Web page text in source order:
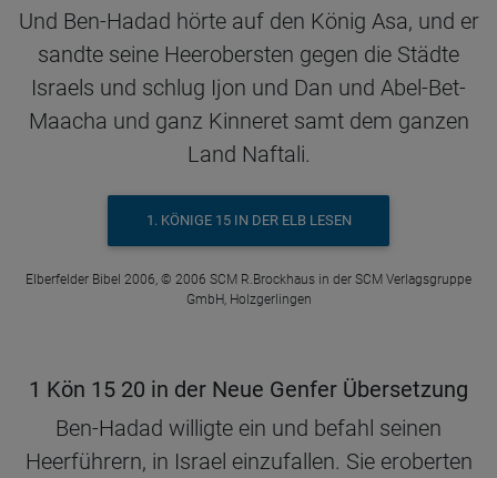
Und Ben-Hadad hörte auf den König Asa, und er
sandte seine Heerobersten gegen die Städte
Israels und schlug Ijon und Dan und Abel-Bet-
Maacha und ganz Kinneret samt dem ganzen
Land Naftali.
1. KÖNIGE 15 IN DER ELB LESEN
Elberfelder Bibel 2006, © 2006 SCM R.Brockhaus in der SCM Verlagsgruppe
GmbH, Holzgerlingen
1 Kön 15 20 in der Neue Genfer Übersetzung
Ben-Hadad willigte ein und befahl seinen
Heerführern, in Israel einzufallen. Sie eroberten